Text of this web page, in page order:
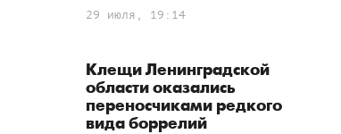
29 июля, 19:14
Клещи Ленинградской
области оказались
переносчиками редкого
вида боррелий